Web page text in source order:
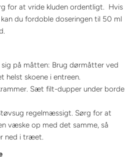
for at vride kluden ordentligt. Hvis
du fordoble doseringen til 50 ml
sig på måtten: Brug dørmåtter ved
helst skoene i entreen.
Sæt filt-dupper under borde
regelmæssigt. Sørg for at
væske op med det samme, så
ned i træet.